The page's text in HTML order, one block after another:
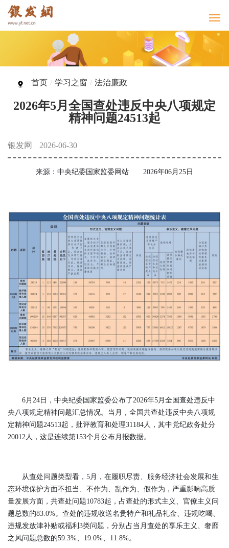
首页 / 学习之窗 / 法治廉政
2026年5月全国查处违反中央八项规定
精神问题24513起
银发网 2026-06-30
来源：中央纪委国家监委网站 2026年06月25日
6月24日，中央纪委国家监委公布了2026年5月全国查处违反中
央八项规定精神问题汇总情况。当月，全国共查处违反中央八项规
定精神问题24513起，批评教育和处理31184人，其中党纪政务处分
20012人，这是连续第153个月公布月报数据。
从查处问题类型看，5月，在履职尽责、服务经济社会发展和生
态环境保护方面不担当、不作为、乱作为、假作为，严重影响高质
量发展方面，共查处问题10783起，占查处的形式主义、官僚主义问
题总数的83.0%。查处的违规收送名贵特产和礼品礼金、违规吃喝、
违规发放津补贴或福利3类问题，分别占当月查处的享乐主义、奢靡
之风问题总数的59.3%、19.0%、11.8%。